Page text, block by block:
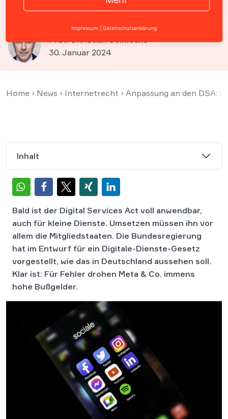
„Digitale-Dienste-Gesetz“
Prof. Christian Solmecke
30. Januar 2024
Home › News › Internetrecht › Anpassung an den DSA:
Inhalt
Bald ist der Digital Services Act voll anwendbar,
auch für kleine Dienste. Umsetzen müssen ihn vor
allem die Mitgliedstaaten. Die Bundesregierung
hat im Entwurf für ein Digitale-Dienste-Gesetz
vorgestellt, wie das in Deutschland aussehen soll.
Klar ist: Für Fehler drohen Meta & Co. immens
hohe Bußgelder.
Impressum Datenschutzerklärung